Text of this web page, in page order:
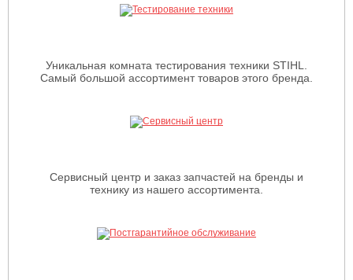
Уникальная комната тестирования техники STIHL.
Самый большой ассортимент товаров этого бренда.
Сервисный центр и заказ запчастей на бренды и
технику из нашего ассортимента.